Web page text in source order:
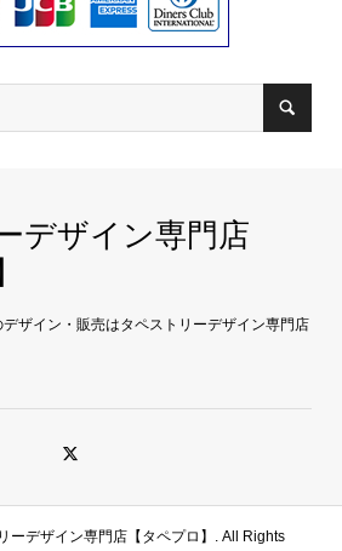
デザイン専門店
ザイン・販売はタペストリーデザイン専門店
ーデザイン専門店【タペプロ】. All Rights